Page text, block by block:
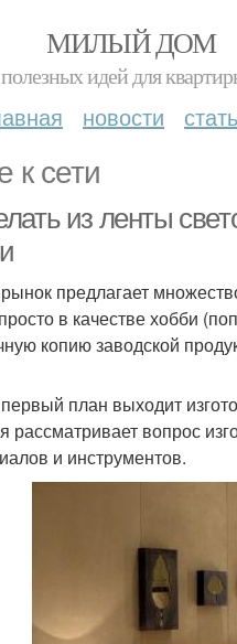
МИЛЫЙ ДОМ
идей для
новости
к сети
из ленты
предлагает
в качестве хобби
копию заводской
план выходит
рассматривает вопрос
и инструментов.